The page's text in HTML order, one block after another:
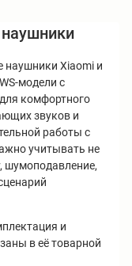
наушники Xiaomi и
модели с
комфортного
звуков и
работы с
учитывать не
шумоподавление,
и
в её товарной